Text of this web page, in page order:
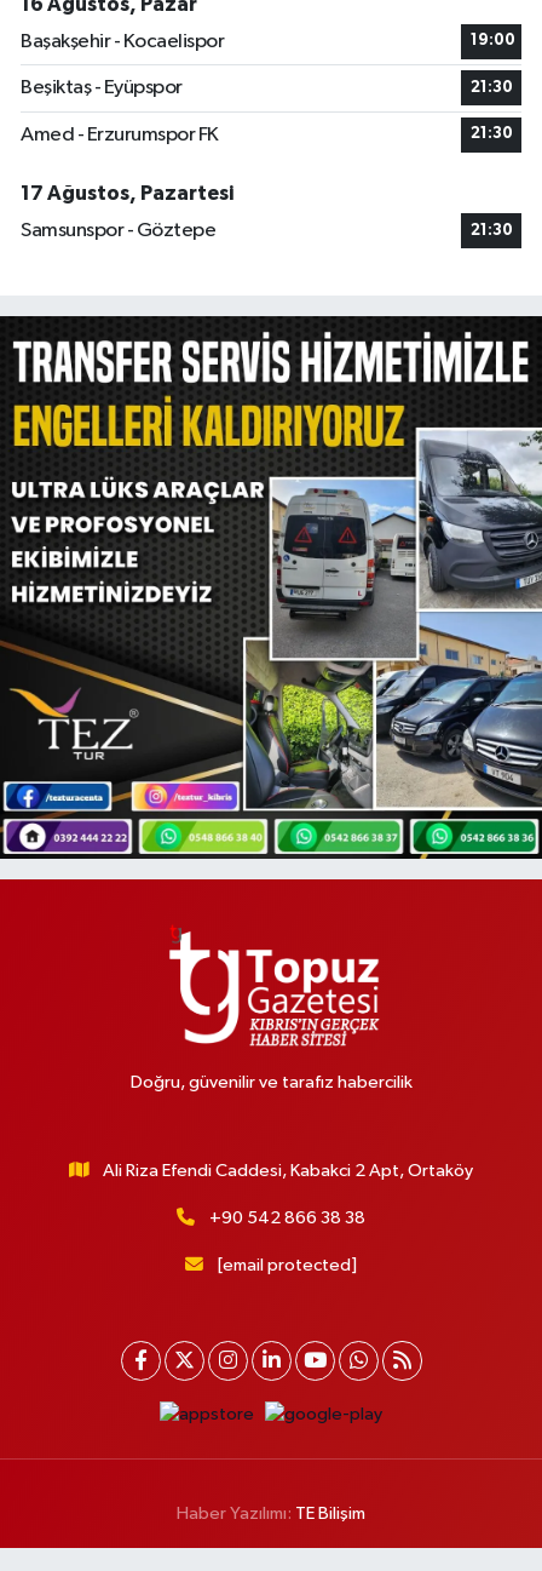
Başakşehir - Kocaelispor
19:00
Beşiktaş - Eyüpspor 21:30
Amed - Erzurumspor FK 21:30
17 Ağustos, Pazartesi
Samsunspor - Göztepe
21:30
Doğru, güvenilir ve tarafız habercilik
Ali Riza Efendi Caddesi, Kabakci 2 Apt, Ortaköy
+90 542 866 38 38
[email protected]
Haber Yazılımı: TE Bilişim